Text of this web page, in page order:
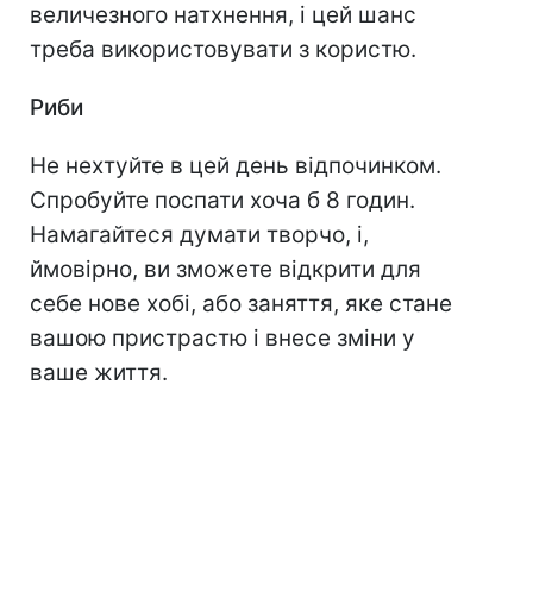
величезного натхнення, і цей шанс
треба використовувати з користю.
Риби
Не нехтуйте в цей день відпочинком.
Спробуйте поспати хоча б 8 годин.
Намагайтеся думати творчо, і,
ймовірно, ви зможете відкрити для
себе нове хобі, або заняття, яке стане
вашою пристрастю і внесе зміни у
ваше життя.